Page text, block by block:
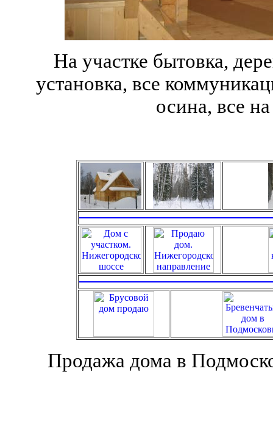
На участке бытовка,
установка, все
осина, все
Продажа дома в